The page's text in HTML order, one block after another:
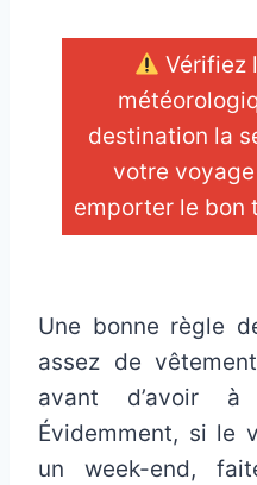
Vérifiez
destination la
votre
emporter le bon
Une bonne règle
assez de
avant d’avoir
Évidemment, si le
un week-end,